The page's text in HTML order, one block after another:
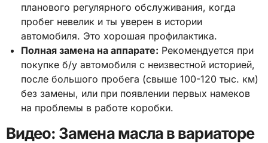
планового регулярного обслуживания, когда
пробег невелик и ты уверен в истории
автомобиля. Это хорошая профилактика.
Полная замена на аппарате: Рекомендуется при
покупке б/у автомобиля с неизвестной историей,
после большого пробега (свыше 100-120 тыс. км)
без замены, или при появлении первых намеков
на проблемы в работе коробки.
Видео: Замена масла в вариаторе